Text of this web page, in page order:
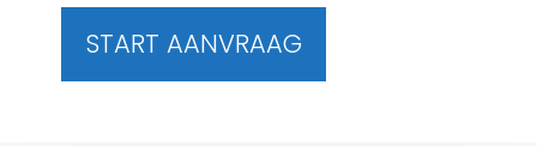
START AANVRAAG